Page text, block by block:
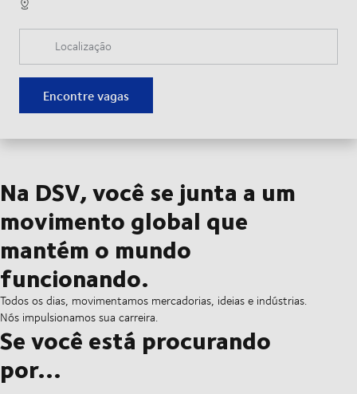
Localização
Encontre vagas
Na DSV, você se junta a um
movimento global que
mantém o mundo
funcionando.
Todos os dias, movimentamos mercadorias, ideias e indústrias.
Nós impulsionamos sua carreira.
Se você está procurando
por...